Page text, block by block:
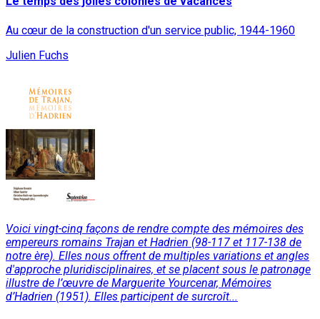
Au cœur de la construction d'un service public, 1944-1960
Julien Fuchs
Voici vingt-cinq façons de rendre compte des mémoires des
empereurs romains Trajan et Hadrien (98-117 et 117-138 de
notre ère). Elles nous offrent de multiples variations et angles
d'approche pluridisciplinaires, et se placent sous le patronage
illustre de l’œuvre de Marguerite Yourcenar, Mémoires
d’Hadrien (1951). Elles participent de surcroît...